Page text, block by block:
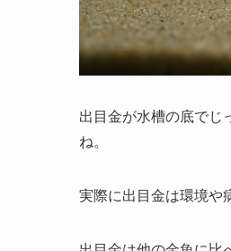
出目金が水槽の底でじ
ね。
実際に出目金は環境や